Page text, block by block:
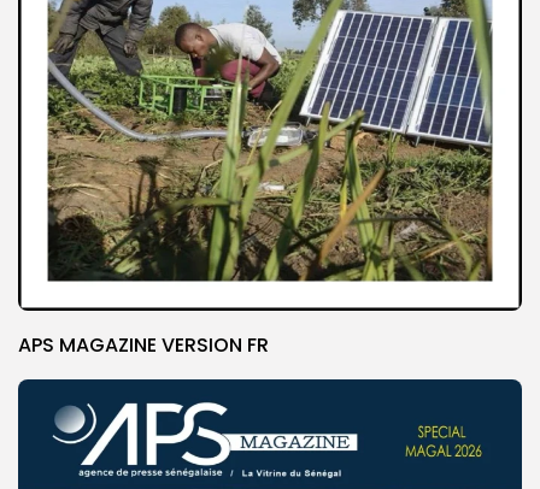
APS MAGAZINE VERSION FR